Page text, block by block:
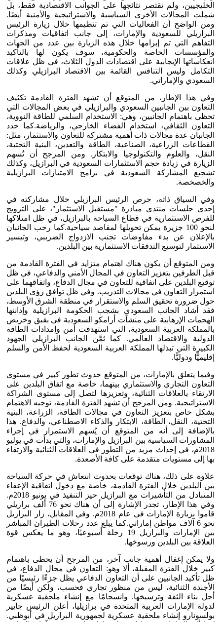
الخليجيين، ولم تقتصر نتائجها على الجوانب الاقتصادية فقط، بل
شملت المجالات الأخرى السياسية والاستراتيجية والأمنية أيضًا.
ومن الواضح أن الفعاليات التي تم تنظيمها خلال زيارة الرئيس
البرازيلي للسعودية والإمارات، إلى جانب اتفاقيات ومذكرات
التفاهم التي تم إبرامها خلال هذه الزيارة بين عدد من الجهات
والمؤسسات الخاصة والحكومية، سوف يكون لها بالتأكيد
انعكاساتها الإيجابية على اقتصادات الدول الثلاث، في ظل علاقات
التكامل وليس التنافس القائمة بين الاقتصاد البرازيلي وكذلك
السعودي والإماراتي.
وفي هذا الإطار، من المتوقع أن تشهد الفترة القادمة تكثيف
التعاون بين الجانبين السعودي والبرازيلي في بعض المجالات التي
تحظى باهتمام الجانبين، وهي: الاستخدام السلمي للطاقة النووية،
التعاون الثقافي، استخدام الفضاء الخارجي، والرياضة.كما حدد
الجانبان عدة مجالات ذات أهمية مشتركة للتعاون والاستثمار، مثل:
القطاعات الزراعية، الصناعية، الطاقة والتعدين، البنية التحتية،
النقل، والعلوم والتكنولوجيا والابتكار. ومن المرجح أن تُسهم
الزيارة في زيادة حجم الاستثمارات السعودية في البرازيل، وكذلك
تشجيع المشاركة السعودية في برامج الامتيازات البرازيلية
والخصخصة.
وفي السياق ذاته، حرص الرئيس البرازيلي خلال مشاركته في
إحدى جلسات منتدى مبادرة "مستقبل الاستثمار"، على الترويج
للفرص الاستثمارية في قطاع السياحة بالبرازيل، في ظل امتلاكها
لنحو 100 جزيرة يمكن تحويلها لمقاصد سياحية.كما رحب الجانبان
بالإعلان عن بدء مفاوضات تجنب الازدواج الضريبي، وتيسير
الاستثمار لتوسيع التدفقات الاستثمارية بين البلدين.
ومن المتوقع أن يكون هناك اهتمام متزايد في الفترة القادمة من
قبل الطرفين بتعزيز التعاون في المجال الأمني والدفاعي، في ظل
توقيع البلدين على اتفاقية للتعاون في مجال الدفاع، واتفاقهما على
استمرار التعاون في مجالات التدريب. وفي ظل توافق رؤى البلدين
حول ضرورة تحقيق السلم والاستقرار في منطقة الشرق الأوسط،
فقد أشاد الجانب السعودي بشجب الحكومة البرازيلية وإدانتها
الهجمات الإرهابية على منشآت أرامكو السعودية في بقيق وخريص
بالمملكة العربية السعودية، التي استهدفت أمن وإمدادات الطاقة
الدولية والاقتصاد العالمي. كما ثمَّن الجانب البرازيلي الجهود
الكبيرة التي تبذلها المملكة العربية السعودية لحفظ الأمن والسلم
إقليميًّا ودوليًّا.
وفيما يتعلق بالإمارات، من المتوقع حدوث تطور كبير في مستوى
التعاون التجاري والاستثماري بينهما، خاصة مع اتفاق البلدين على
الارتقاء بالعلاقات الثنائية، وتعزيزها لتصل إلى مستوى الشراكة
الاستراتيجية. ومن المرجح أن تشهد الفترة القادمة، توجيه الاهتمام
بشكل خاص بتعزيز التعاون في مجالات الطاقة، الزراعة، البنية
التحتية، النقل، الطاقة، الابتكار والذكاء الاصطناعي، والدفاع. هذا
بالإضافة إلى أنه من المتوقع أن يُسهم الاستمرار في إجراء
المشاورات السياسية بين البرازيل والإمارات، والتي بدأت في يوليو
2018م، في إحداث مزيد من التطور في العلاقات الثنائية والارتقاء
بها إلى مستويات متقدمة على كافة الأصعدة.
علاوة على ذلك، هناك توقعات بحدوث انتعاش في حركة السياحة
بين البلدين خلال الفترة القادمة، خاصة مع دخول اتفاقية الإعفاء
المتبادل من التأشيرات مع البرازيل حيز التنفيذ في يونيو 2018م.
وفي هذا الإطار، تجدر الإشارة إلى أن هناك نحو 76 ألف برازيلي
قاموا بزيارة الإمارات في عام 2018م. وفي المقابل، زار البرازيل
نحو 6 آلاف مواطن إماراتي.كما يبلغ عدد رحلات الطيران المباشر
بين الإمارات والبرازيل 19 رحلة أسبوعيًا، وهو ما يعكس قوة
العلاقة بين البلدين ورسوخها.
ولا يمكن إغفال أهمية جانب آخر، من المرجح أن يحظى باهتمام
كبير خلال الفترة المقبلة، ألا وهو: التعاون في مجال الدفاع، في
ظل تأكيد الجانبين على أن التعاون الدفاعي يظل جزءًا رئيسيًا من
الأجندة الثنائية، ليس من منظور تجاري فحسب، ولكن أيضًا من
أجل بناء الثقة وترسيخها. وانسجامًا مع إنشاء ملحقية عسكرية
لدولة الإمارات العربية المتحدة في برازيليا، أعلن الرئيس جايير
بولسونارو إنشاء ملحقية عسكرية لجمهورية البرازيل في أبوظبي.